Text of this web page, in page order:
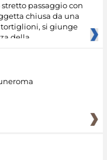
passaggio con
chiusa da una
tortiglioni, si giunge
della